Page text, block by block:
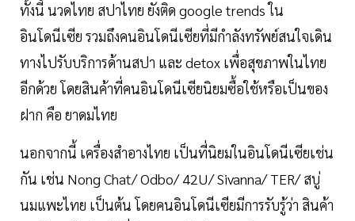
ทั้งนี้ นวดไทย สปาไทย ยังติด google trends ใน
อินโดนีเซีย รวมถึงคนอินโดนีเซียที่มีกำลังทรัพย์สนใจเดิน
ทางไปรับบริการด้านสปา และ detox เพื่อสุขภาพในไทย
อีกด้วย โดยสินค้าที่คนอินโดนีเซียนิยมซื้อใช้หรือเป็นของ
ฝาก คือ ยาดมไทย
นอกจากนี้ เครื่องสำอางไทย เป็นที่นิยมในอินโดนีเซียเช่น
กัน เช่น Nong Chat/ Odbo/ 42U/ Sivanna/ TER/ สบู่
นมแพะไทย เป็นต้น โดยคนอินโดนีเซียมีการรับรู้ว่า สินค้า